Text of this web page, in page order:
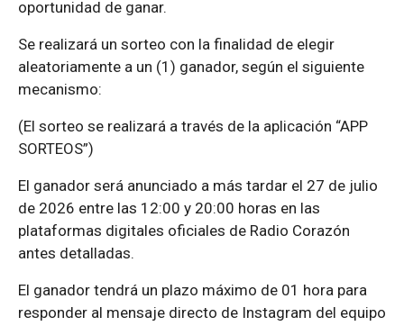
oportunidad de ganar.
Se realizará un sorteo con la finalidad de elegir
aleatoriamente a un (1) ganador, según el siguiente
mecanismo:
(El sorteo se realizará a través de la aplicación “APP
SORTEOS”)
El ganador será anunciado a más tardar el 27 de julio
de 2026 entre las 12:00 y 20:00 horas en las
plataformas digitales oficiales de Radio Corazón
antes detalladas.
El ganador tendrá un plazo máximo de 01 hora para
responder al mensaje directo de Instagram del equipo